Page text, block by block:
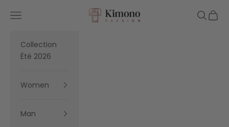
Kimono Passion
Navigation menu Search
Cart
Collection
Été 2026
Women
Man